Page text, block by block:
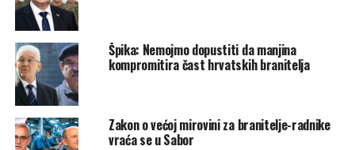
Špika: Nemojmo dopustiti da manjina
kompromitira čast hrvatskih branitelja
Zakon o većoj mirovini za branitelje-radnike
vraća se u Sabor